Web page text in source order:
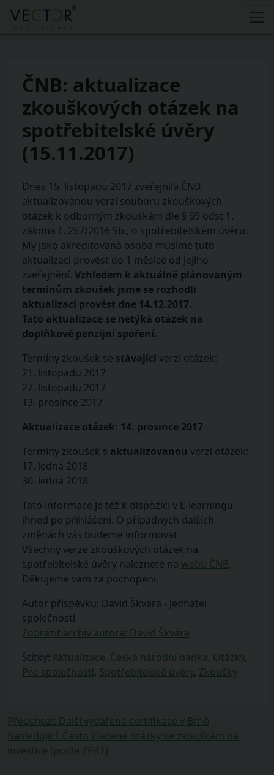
ČNB: aktualizace
zkouškových otázek na
spotřebitelské úvěry
(15.11.2017)
Dnes 15. listopadu 2017 zveřejnila ČNB
aktualizovanou verzi souboru zkouškových
otázek k odborným zkouškám dle § 69 odst 1.
zákona č. 257/2016 Sb., o spotřebitelském úvěru.
My jako akreditovaná osoba musíme tuto
aktualizaci provést do 1 měsíce od jejího
zveřejnění. Vzhledem k aktuálně plánovaným
termínům zkoušek jsme se rozhodli
aktualizaci provést dne 14.12.2017.
Tato aktualizace se netýká otázek na
doplňkové penzijní spoření.
Termíny zkoušek se stávající verzí otázek:
21. listopadu 2017
27. listopadu 2017
13. prosince 2017
Aktualizace otázek: 14. prosince 2017
Termíny zkoušek s aktualizovanou verzí otázek:
17. ledna 2018
30. ledna 2018
Tato informace je též k dispozici v E-learningu,
ihned po přihlášení. O případných dalších
změnách vás budeme informovat.
Všechny verze zkouškových otázek na
spotřebitelské úvěry naleznete na webu ČNB.
Děkujeme vám za pochopení.
Autor příspěvku: David Škvára - jednatel
společnosti
Zobrazit archiv autora: David Škvára
Štítky: Aktualizace, Česká národní banka, Otázky,
Pro společnosti, Spotřebitelské úvěry, Zkoušky
Navigace
pro
příspěvek
Předchozí: Předchozí
příspěvek:
Další vydařená certifikace v Brně
Následující: Následující
příspěvek:
Často kladené otázky ke zkouškám na
investice (podle ZPKT)